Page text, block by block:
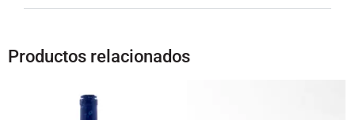
Productos relacionados